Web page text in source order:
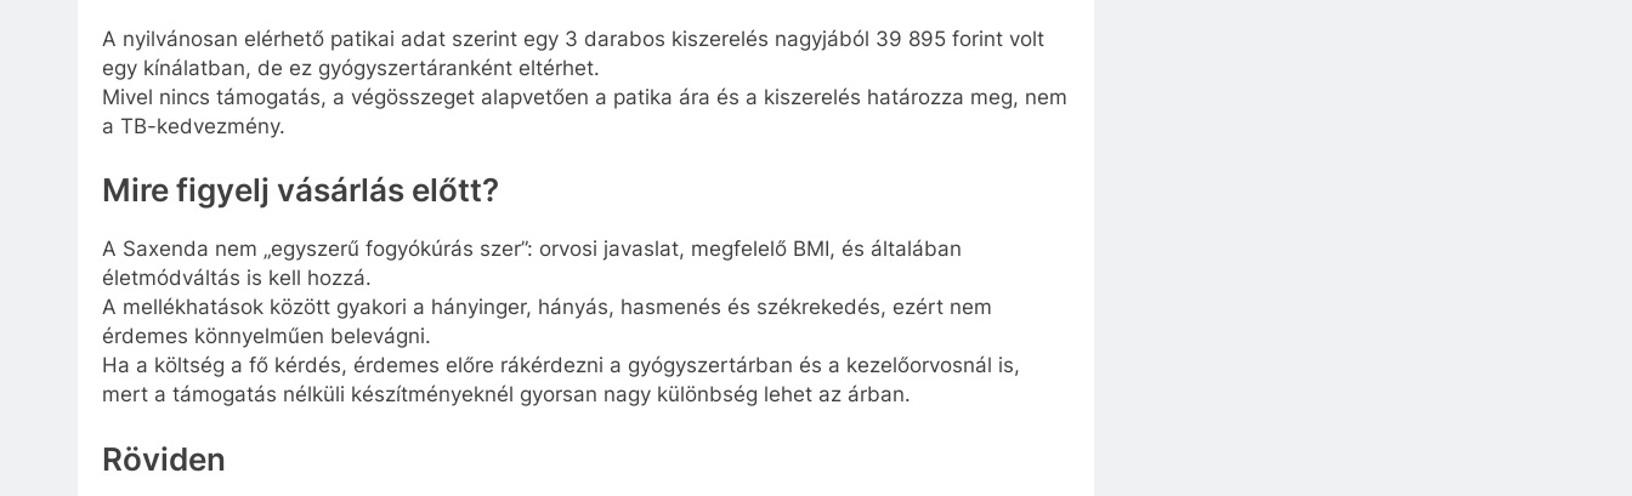
A nyilvánosan elérhető patikai adat szerint egy 3 darabos kiszerelés nagyjából 39 895 forint volt
egy kínálatban, de ez gyógyszertáranként eltérhet.
Mivel nincs támogatás, a végösszeget alapvetően a patika ára és a kiszerelés határozza meg, nem
a TB-kedvezmény.
Mire figyelj vásárlás előtt?
A Saxenda nem „egyszerű fogyókúrás szer”: orvosi javaslat, megfelelő BMI, és általában
életmódváltás is kell hozzá.
A mellékhatások között gyakori a hányinger, hányás, hasmenés és székrekedés, ezért nem
érdemes könnyelműen belevágni.
Ha a költség a fő kérdés, érdemes előre rákérdezni a gyógyszertárban és a kezelőorvosnál is,
mert a támogatás nélküli készítményeknél gyorsan nagy különbség lehet az árban.
Röviden